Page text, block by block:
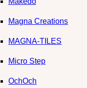
Magna Creations
MAGNA-TILES
Micro Step
OchOch